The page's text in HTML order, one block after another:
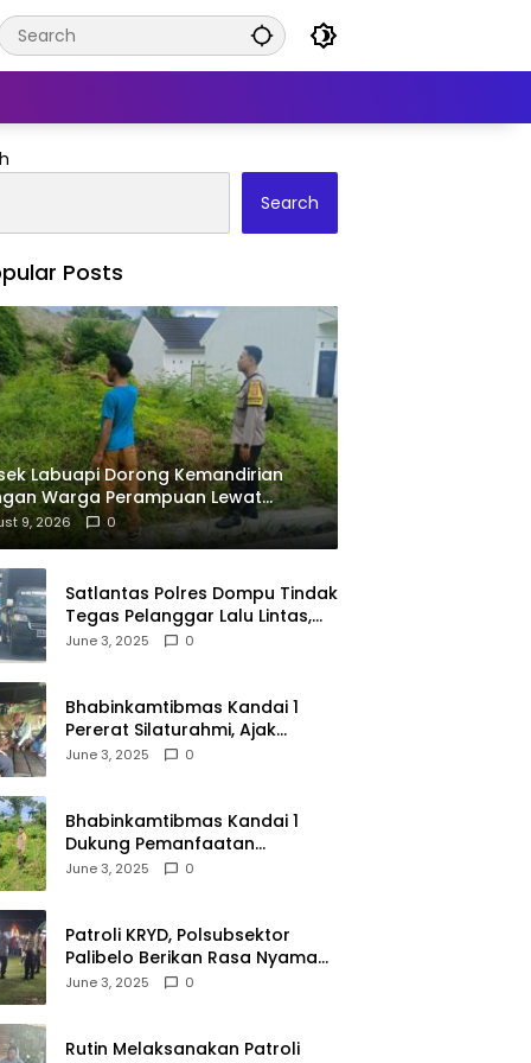
Search
Posts
Labuapi Dorong Kemandirian
Warga Perampuan Lewat
Pekarangan Rumah
9, 2026 0
Satlantas Polres Dompu Tindak
Tegas Pelanggar Lalu Lintas,
Mobil Bodong, dan Kendaraan
June 3, 2025 0
Bhabinkamtibmas Kandai 1
Pererat Silaturahmi, Ajak
Warga Jaga Keamanan
June 3, 2025 0
Bhabinkamtibmas Kandai 1
Dukung Pemanfaatan
Pekarangan untuk Ketahanan
June 3, 2025 0
Patroli KRYD, Polsubsektor
Palibelo Berikan Rasa Nyaman
Bagi Masyarakat dan
June 3, 2025 0
Rutin Melaksanakan Patroli